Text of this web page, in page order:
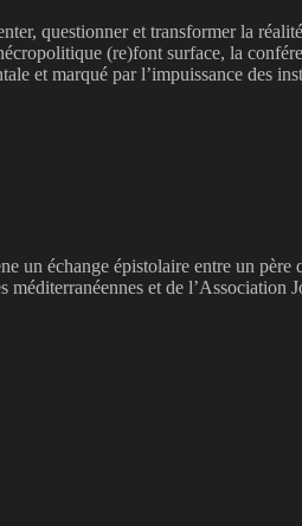
questionner et transformer la
(re)font surface, la
et marqué par l’impuissance des
un échange épistolaire entre un
et de l’Association